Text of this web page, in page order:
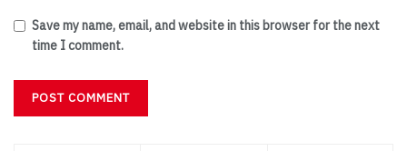
Save my name, email, and website in this browser for the next
time I comment.